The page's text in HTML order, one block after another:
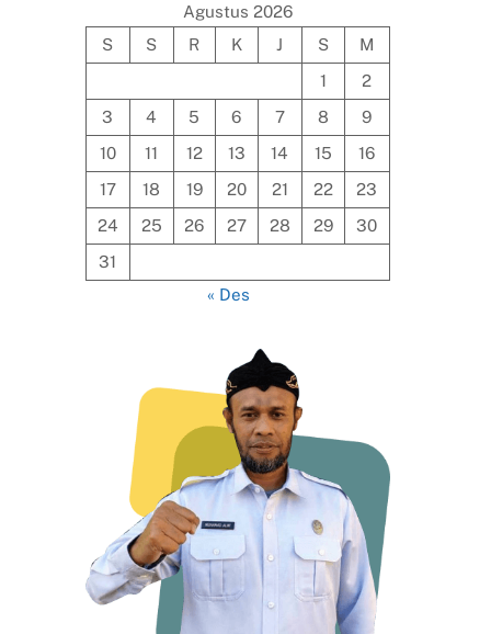
Agustus 2026
S
S R K J S
M
1
2
3
4 5 6 7 8
9
10
11 12 13 14 15
16
17
18 19 20 21 22
23
24
25 26 27 28 29
30
31
« Des